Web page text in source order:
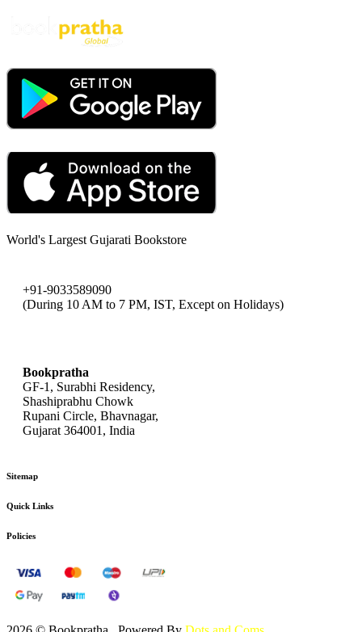
World's Largest Gujarati Bookstore
+91-9033589090
(During 10 AM to 7 PM, IST, Except on Holidays)
Bookpratha
GF-1, Surabhi Residency,
Shashiprabhu Chowk
Rupani Circle, Bhavnagar,
Gujarat 364001, India
Sitemap
Quick Links
Policies